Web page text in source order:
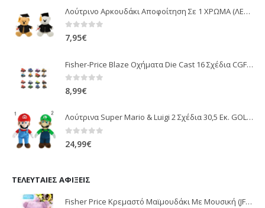
Λούτρινο Αρκουδάκι Αποφοίτηση Σε 1 ΧΡΩΜΑ (ΛΕΥΚΟ)25Εκ 1850
0out of 5
7,95€
Fisher-Price Blaze Οχήματα Die Cast 16 Σχέδια CGF20
0 out of 5
8,99€
Λούτρινα Super Mario & Luigi 2 Σχέδια 30,5 Εκ. GOL13769
0 out of 5
24,99€
ΤΕΛΕΥΤΑΊΕΣ ΑΦΊΞΕΙΣ
Fisher Price Κρεμαστό Μαϊμουδάκι Με Μουσική (JFF02)